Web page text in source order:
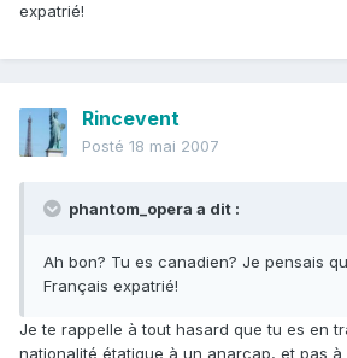
expatrié!
Rincevent
Posté 18 mai 2007
phantom_opera a dit :
Ah bon? Tu es canadien? Je pensais
Français expatrié!
Je te rappelle à tout hasard que tu es en
nationalité étatique à un anarcap, et pas à